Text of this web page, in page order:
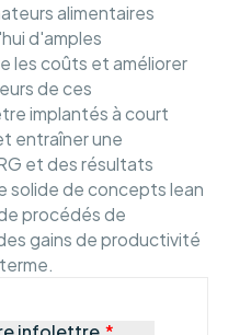
alimentaires
d'amples
les coûts et améliorer
de ces
implantés à court
entraîner une
et des résultats
solide de concepts lean
procédés de
gains de productivité